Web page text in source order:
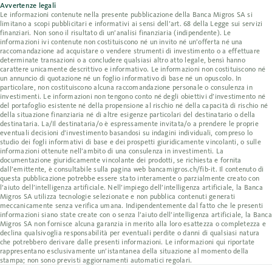
Avvertenze legali
Le informazioni contenute nella presente pubblicazione della Banca Migros SA si
limitano a scopi pubblicitari e informativi ai sensi dell’art. 68 della Legge sui servizi
finanziari. Non sono il risultato di un’analisi finanziaria (indipendente). Le
informazioni ivi contenute non costituiscono né un invito né un’offerta né una
raccomandazione ad acquistare o vendere strumenti di investimento o a effettuare
determinate transazioni o a concludere qualsiasi altro atto legale, bensì hanno
carattere unicamente descrittivo e informativo. Le informazioni non costituiscono né
un annuncio di quotazione né un foglio informativo di base né un opuscolo. In
particolare, non costituiscono alcuna raccomandazione personale o consulenza in
investimenti. Le informazioni non tengono conto né degli obiettivi d’investimento né
del portafoglio esistente né della propensione al rischio né della capacità di rischio né
della situazione finanziaria né di altre esigenze particolari del destinatario o della
destinataria. La/Il destinataria/o è espressamente invitata/o a prendere le proprie
eventuali decisioni d’investimento basandosi su indagini individuali, compreso lo
studio dei fogli informativi di base e dei prospetti giuridicamente vincolanti, o sulle
informazioni ottenute nell’ambito di una consulenza in investimenti. La
documentazione giuridicamente vincolante dei prodotti, se richiesta e fornita
dall’emittente, è consultabile sulla pagina web bancamigros.ch/fib-it. Il contenuto di
questa pubblicazione potrebbe essere stato interamente o parzialmente creato con
l’aiuto dell’intelligenza artificiale. Nell’impiego dell’intelligenza artificiale, la Banca
Migros SA utilizza tecnologie selezionate e non pubblica contenuti generati
meccanicamente senza verifica umana. Indipendentemente dal fatto che le presenti
informazioni siano state create con o senza l’aiuto dell’intelligenza artificiale, la Banca
Migros SA non fornisce alcuna garanzia in merito alla loro esattezza o completezza e
declina qualsivoglia responsabilità per eventuali perdite o danni di qualsiasi natura
che potrebbero derivare dalle presenti informazioni. Le informazioni qui riportate
rappresentano esclusivamente un’istantanea della situazione al momento della
stampa; non sono previsti aggiornamenti automatici regolari.